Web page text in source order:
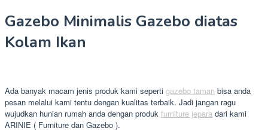
Gazebo Minimalis Gazebo diatas
Kolam Ikan
Ada banyak macam jenis produk kami seperti gazebo taman bisa anda
pesan melalui kami tentu dengan kualitas terbaik. Jadi jangan ragu
wujudkan hunian rumah anda dengan produk furniture jepara dari kami
ARINIE ( Furniture dan Gazebo ).